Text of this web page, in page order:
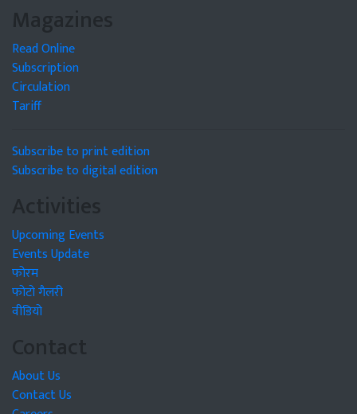
Magazines
Read Online
Subscription
Circulation
Tariff
Subscribe to print edition
Subscribe to digital edition
Activities
Upcoming Events
Events Update
फोरम
फोटो गैलरी
वीडियो
Contact
About Us
Contact Us